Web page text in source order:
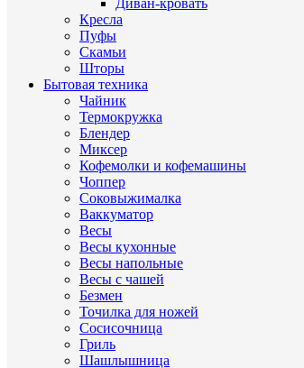
Кресла
Пуфы
Скамьи
Шторы
Бытовая техника
Чайник
Термокружка
Блендер
Миксер
Кофемолки и кофемашины
Чоппер
Соковыжималка
Ваккуматор
Весы
Весы кухонные
Весы напольные
Весы с чашей
Безмен
Точилка для ножей
Сосисочница
Гриль
Шашлышница